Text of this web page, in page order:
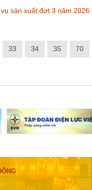
sản xuất đợt 3 năm 2026
33 34 35 70